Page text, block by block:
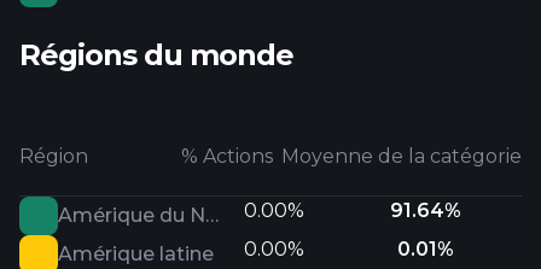
Régions du monde
Région % Actions Moyenne de la catégorie
Amérique du Nord 0.00%
91.64%
Amérique latine
0.00%
0.01%